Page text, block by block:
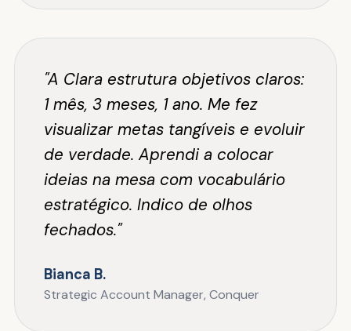
"A Clara estrutura objetivos claros:
1 mês, 3 meses, 1 ano. Me fez
visualizar metas tangíveis e evoluir
de verdade. Aprendi a colocar
ideias na mesa com vocabulário
estratégico. Indico de olhos
fechados."
Bianca B.
Strategic Account Manager, Conquer